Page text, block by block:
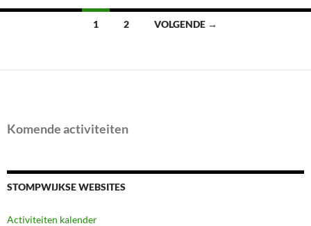
1 2 VOLGENDE →
Komende activiteiten
STOMPWIJKSE WEBSITES
Activiteiten kalender